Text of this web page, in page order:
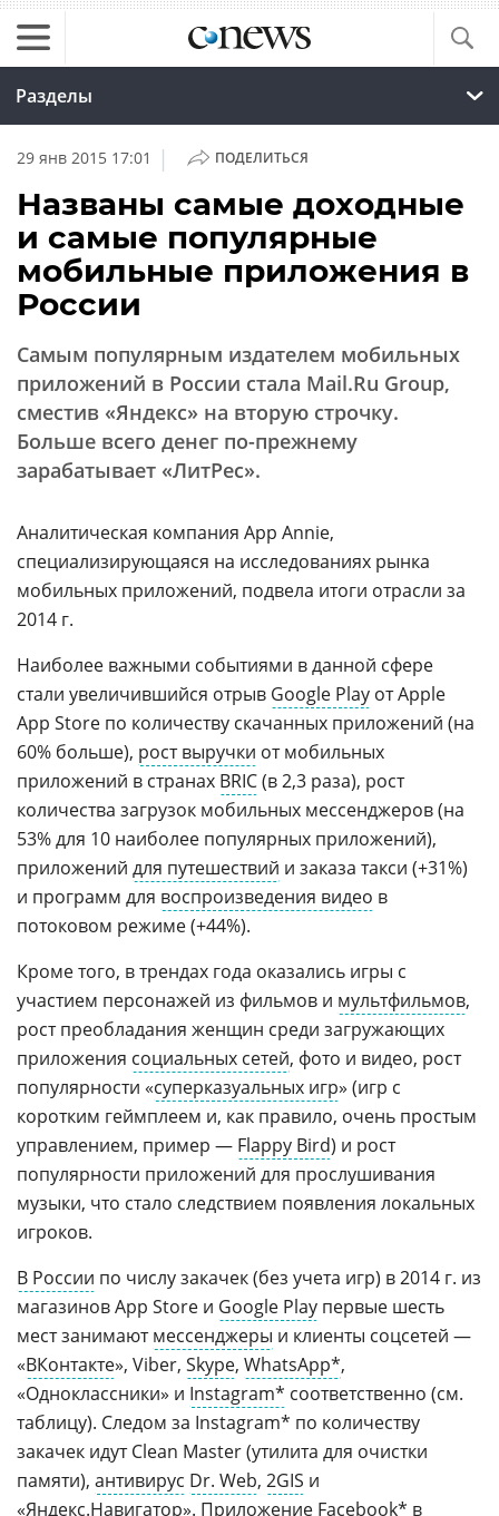
Разделы
29 янв 2015 17:01 | ПОДЕЛИТЬСЯ
Названы самые доходные
и самые популярные
мобильные приложения в
России
Самым популярным издателем мобильных
приложений в России стала Mail.Ru Group,
сместив «Яндекс» на вторую строчку.
Больше всего денег по-прежнему
зарабатывает «ЛитРес».
Аналитическая компания App Annie,
специализирующаяся на исследованиях рынка
мобильных приложений, подвела итоги отрасли за
2014 г.
Наиболее важными событиями в данной сфере
стали увеличившийся отрыв Google Play от Apple
App Store по количеству скачанных приложений (на
60% больше), рост выручки от мобильных
приложений в странах BRIC(в 2,3 раза), рост
количества загрузок мобильных мессенджеров (на
53% для 10 наиболее популярных приложений),
приложений для путешествий и заказа такси (+31%)
и программ для воспроизведения видео в
потоковом режиме (+44%).
Кроме того, в трендах года оказались игры с
участием персонажей из фильмов и мультфильмов,
рост преобладания женщин среди загружающих
приложения социальных сетей, фото и видео, рост
популярности «суперказуальных игр» (игр с
коротким геймплеем и, как правило, очень простым
управлением, пример — Flappy Bird) и рост
популярности приложений для прослушивания
музыки, что стало следствием появления локальных
игроков.
В России по числу закачек (без учета игр) в 2014 г. из
магазинов App Store и Google Play первые шесть
мест занимаютмессенджеры и клиенты соцсетей —
«ВКонтакте», Viber, Skype, WhatsApp*,
«Одноклассники» и Instagram* соответственно (см.
таблицу). Следом за Instagram* по количеству
закачек идут Clean Master (утилита для очистки
памяти), антивирус Dr. Web, 2GIS и
«Яндекс.Навигатор». Приложение Facebook* в